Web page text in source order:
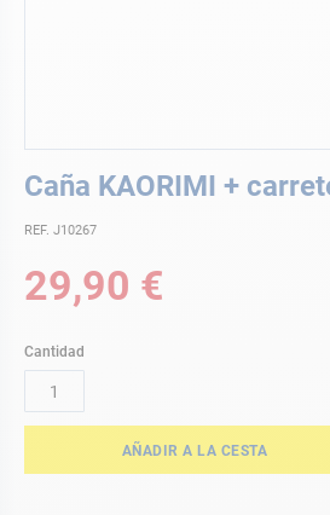
Caña KAORIMI +
REF. J10267
29,90 €
Cantidad
AÑADIR A LA CESTA
al
de
galería
de